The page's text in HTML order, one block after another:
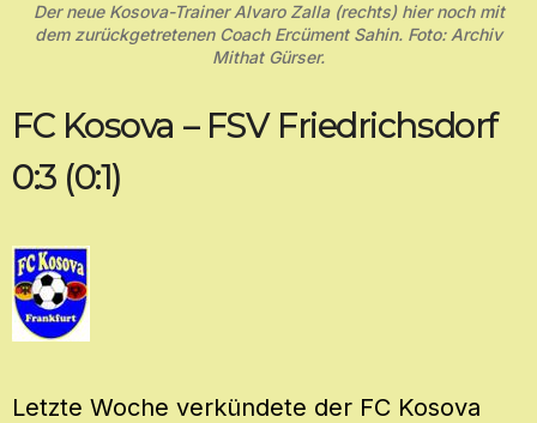
Der neue Kosova-Trainer Alvaro Zalla (rechts) hier noch mit
dem zurückgetretenen Coach Ercüment Sahin. Foto: Archiv
Mithat Gürser.
FC Kosova – FSV Friedrichsdorf
0:3 (0:1)
Letzte Woche verkündete der FC Kosova